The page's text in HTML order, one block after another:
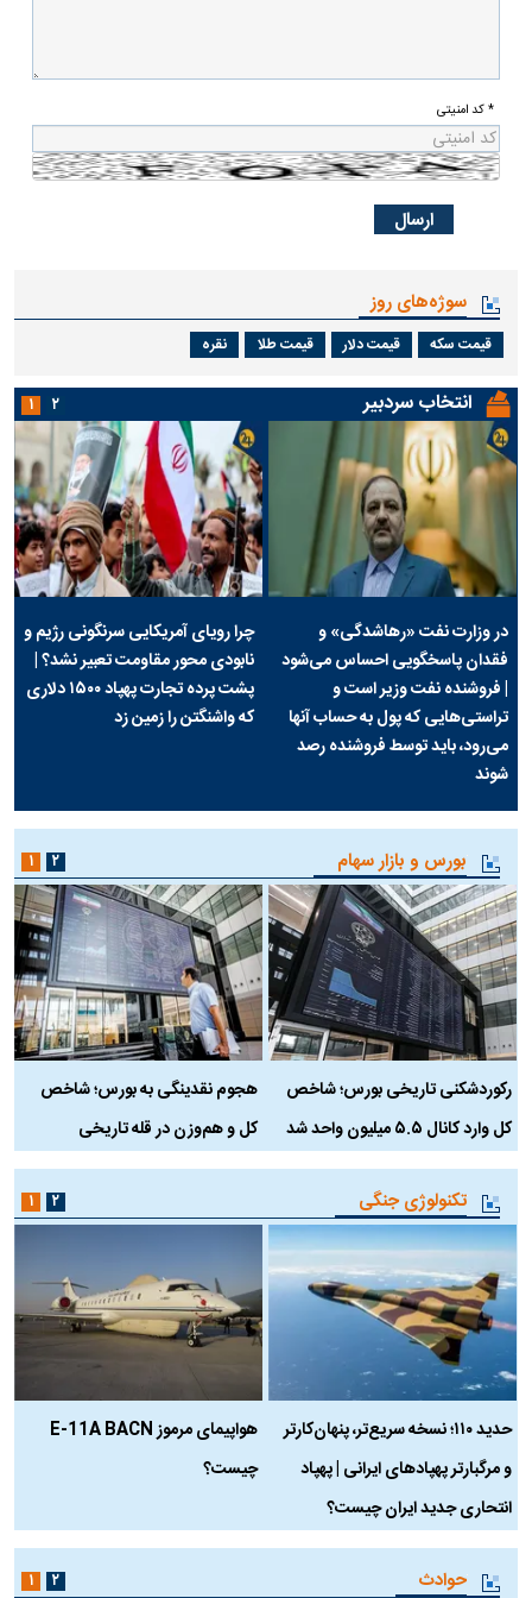
* کد امنیتی
سوژه‌های روز
قیمت سکه قیمت دلار قیمت طلا نقره
انتخاب سردبیر
در وزارت نفت «رهاشدگی» و
فقدان پاسخگویی احساس می‌شود
| فروشنده نفت وزیر است و
تراستی‌هایی که پول به حساب آنها
می‌رود، باید توسط فروشنده رصد
شوند
چرا رویای آمریکایی سرنگونی رژیم و
نابودی محور مقاومت تعبیر نشد؟ |
پشت پرده تجارت پهپاد‌ ۱۵۰۰ دلاری
که واشنگتن را زمین زد
۱ ۲
بورس و بازار سهام
رکوردشکنی تاریخی بورس؛ شاخص
کل وارد کانال ۵.۵ میلیون واحد شد
هجوم نقدینگی به بورس؛ شاخص
کل و هم‌وزن در قله تاریخی
۱ ۲
تکنولوژی جنگی
حدید ۱۱۰؛ نسخه سریع‌تر، پنهان‌کارتر
و مرگبارتر پهپادهای ایرانی | پهپاد
انتحاری جدید ایران چیست؟
هواپیمای مرموز E-11A BACN
چیست؟
۱ ۲
حوادث ۱ ۲